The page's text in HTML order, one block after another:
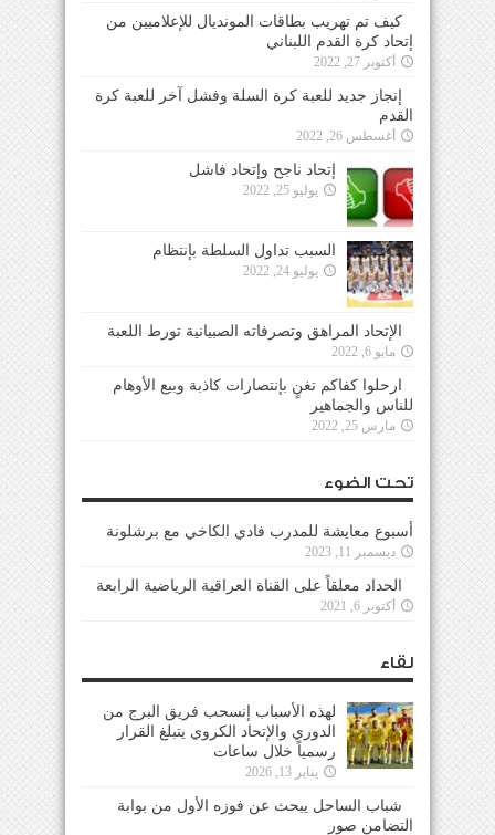
كيف تم تهريب بطاقات المونديال للإعلاميين من
إتحاد كرة القدم اللبناني
أكتوبر 27, 2022
إنجاز جديد للعبة كرة السلة وفشل آخر للعبة كرة
القدم
أغسطس 26, 2022
إتحاد ناجح وإتحاد فاشل
يوليو 25, 2022
السبب تداول السلطة بإنتظام
يوليو 24, 2022
الإتحاد المراهق وتصرفاته الصبيانية تورط اللعبة
مايو 6, 2022
ارحلوا كفاكم تغنٍ بإنتصارات كاذبة وبيع الأوهام
للناس والجماهير
مارس 25, 2022
تحت الضوء
أسبوع معايشة للمدرب فادي الكاخي مع برشلونة
ديسمبر 11, 2023
الحداد معلقاً على القناة العراقية الرياضية الرابعة
أكتوبر 6, 2021
لقاء
لهذه الأسباب إنسحب فريق البرج من
الدوري والإتحاد الكروي يتبلغ القرار
رسمياً خلال ساعات
يناير 13, 2026
شباب الساحل يبحث عن فوزه الأول من بوابة
التضامن صور